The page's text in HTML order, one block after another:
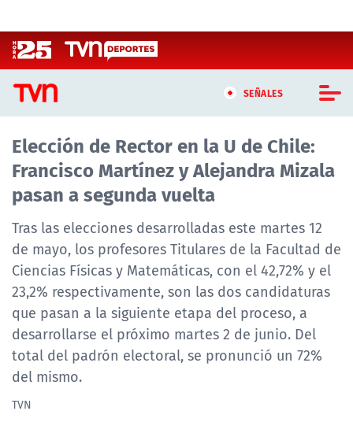
SEÑALES
CASTING MASTERCHEF CHILE
CASTING TVN VERTICAL
TVN VERTICAL
TVN PLAY
PROGRAMAS
TELESERIES
NTV
ACTUALIDAD Y TENDENCIAS
Elección de Rector en la U de Chile:
Francisco Martínez y Alejandra Mizala
pasan a segunda vuelta
Tras las elecciones desarrolladas este martes 12
de mayo, los profesores Titulares de la Facultad de
Ciencias Físicas y Matemáticas, con el 42,72% y el
23,2% respectivamente, son las dos candidaturas
que pasan a la siguiente etapa del proceso, a
desarrollarse el próximo martes 2 de junio. Del
total del padrón electoral, se pronunció un 72%
del mismo.
TVN